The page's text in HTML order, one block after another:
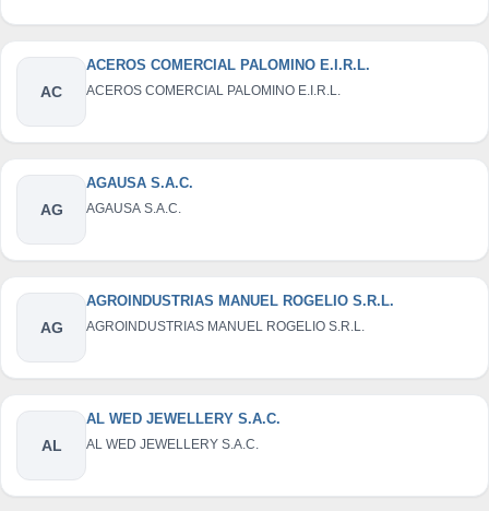
AC
ACEROS COMERCIAL PALOMINO E.I.R.L.
ACEROS COMERCIAL PALOMINO E.I.R.L.
AG
AGAUSA S.A.C.
AGAUSA S.A.C.
AG
AGROINDUSTRIAS MANUEL ROGELIO S.R.L.
AGROINDUSTRIAS MANUEL ROGELIO S.R.L.
AL
AL WED JEWELLERY S.A.C.
AL WED JEWELLERY S.A.C.